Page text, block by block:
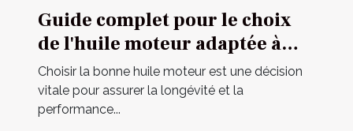
Guide complet pour le choix
de l'huile moteur adaptée à
votre véhicule
Choisir la bonne huile moteur est une décision
vitale pour assurer la longévité et la
performance...